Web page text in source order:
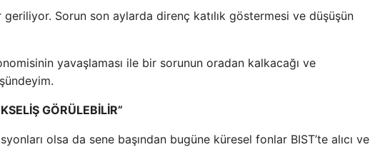
geriliyor. Sorun son aylarda direnç katılık göstermesi ve düşüşün
yavaşlaması ile bir sorunun oradan kalkacağı ve
GÖRÜLEBİLİR”
olsa da sene başından bugüne küresel fonlar BIST’te alıcı ve